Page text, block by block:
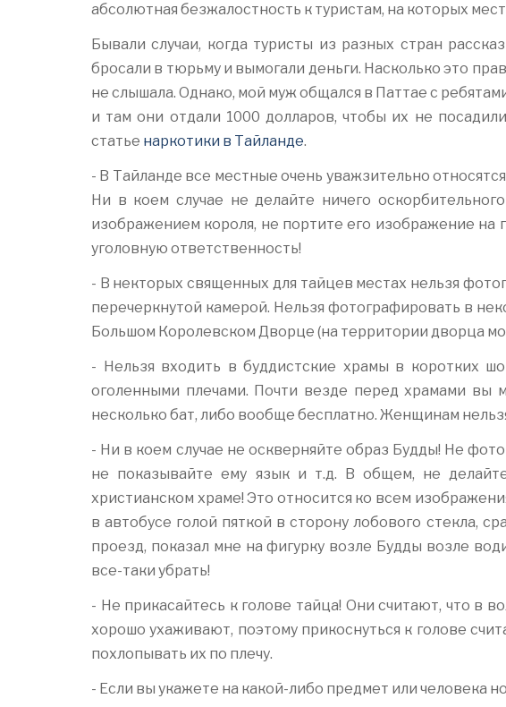
абсолютная безжалостность к туристам, на которых
Бывали случаи, когда туристы из разных стран
бросали в тюрьму и вымогали деньги. Насколько это
не слышала. Однако, мой муж общался в Паттае с
и там они отдали 1000 долларов, чтобы их не
статье наркотики в Тайланде.
- В Тайланде все местные очень уважзительно
Ни в коем случае не делайте ничего
изображением короля, не портите его изображение на
уголовную ответственность!
- В некторых священных для тайцев местах нельзя
перечеркнутой камерой. Нельзя фотографировать в
Большом Королевском Дворце (на территории дворца
- Нельзя входить в буддистские храмы в коротких
оголенными плечами. Почти везде перед храмами вы
несколько бат, либо вообще бесплатно. Женщинам
- Ни в коем случае не оскверняйте образ Будды! Не
не показывайте ему язык и т.д. В общем, не
христианском храме! Это относится ко всем
в автобусе голой пяткой в сторону лобового стекла,
проезд, показал мне на фигурку возле Будды возле
все-таки убрать!
- Не прикасайтесь к голове тайца! Они считают, что в
хорошо ухаживают, поэтому прикоснуться к голове
похлопывать их по плечу.
- Если вы укажете на какой-либо предмет или человека